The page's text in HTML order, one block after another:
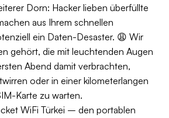
Dorn: Hacker lieben überfüllte
aus Ihrem schnellen
ein Daten-Desaster. 😩 Wir
gehört, die mit leuchtenden Augen
Abend damit verbrachten,
oder in einer kilometerlangen
Karte zu warten.
WiFi Türkei – den portablen